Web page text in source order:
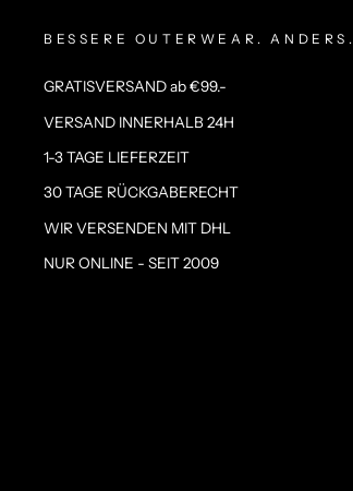
BESSERE OUTERWEAR. ANDERS.
GRATISVERSAND ab €99.-
VERSAND INNERHALB 24H
1-3 TAGE LIEFERZEIT
30 TAGE RÜCKGABERECHT
WIR VERSENDEN MIT DHL
NUR ONLINE - SEIT 2009